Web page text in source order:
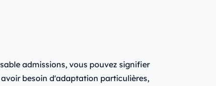
admissions, vous pouvez signifier
besoin d'adaptation particulières,